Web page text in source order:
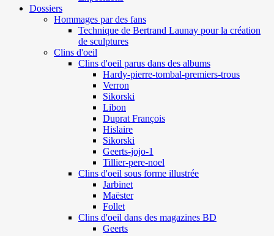
Dossiers
Hommages par des fans
Technique de Bertrand Launay pour la création
de sculptures
Clins d'oeil
Clins d'oeil parus dans des albums
Hardy-pierre-tombal-premiers-trous
Verron
Sikorski
Libon
Duprat François
Hislaire
Sikorski
Geerts-jojo-1
Tillier-pere-noel
Clins d'oeil sous forme illustrée
Jarbinet
Maëster
Follet
Clins d'oeil dans des magazines BD
Geerts